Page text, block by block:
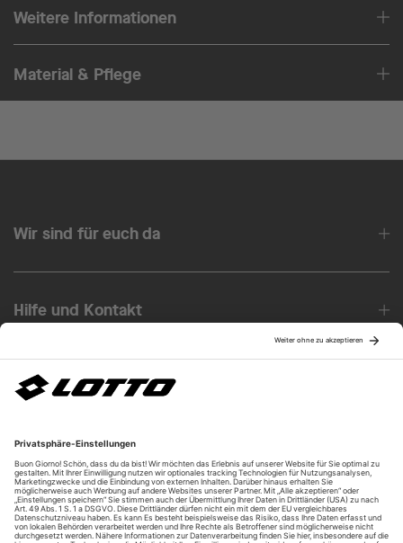
Weitere Informationen
Material & Pflege
Wir sind für euch da
Hilfe und Kontakt
Über uns
Unsere Vorteile